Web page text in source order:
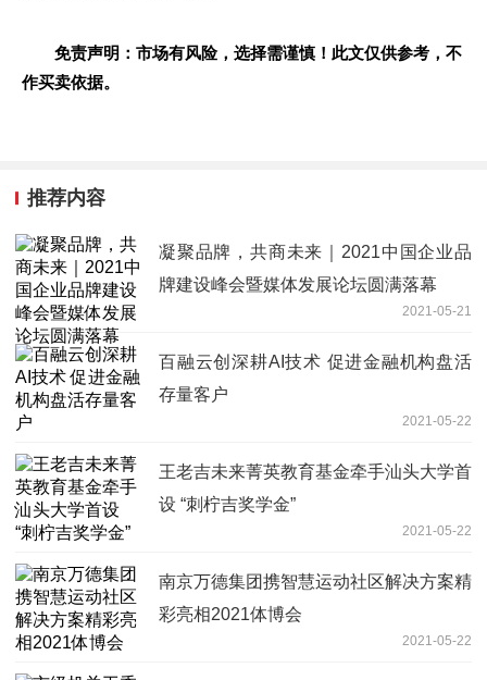
免责声明：市场有风险，选择需谨慎！此文仅供参考，不
作买卖依据。
推荐内容
凝聚品牌，共商未来｜2021中国企业品
牌建设峰会暨媒体发展论坛圆满落幕
2021-05-21
百融云创深耕AI技术 促进金融机构盘活
存量客户
2021-05-22
王老吉未来菁英教育基金牵手汕头大学首
设 “刺柠吉奖学金”
2021-05-22
南京万德集团携智慧运动社区解决方案精
彩亮相2021体博会
2021-05-22